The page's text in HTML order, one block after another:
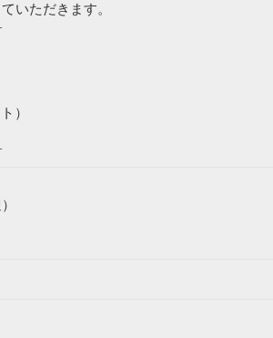
いただきます。
）